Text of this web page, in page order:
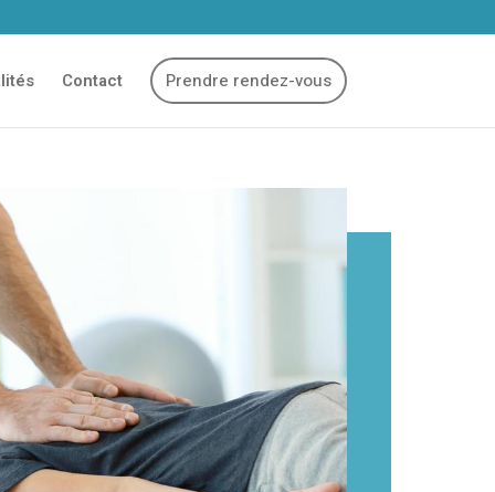
Contact Prendre rendez-vous